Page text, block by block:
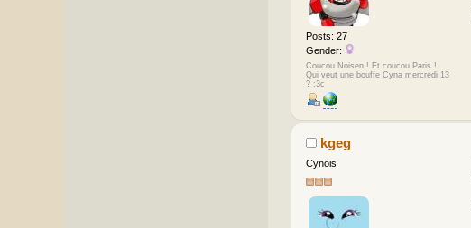
Posts: 27
Gender:
Coucou Noisen ! Et coucou Paris !
Qui veut une bouffe Cyna mercredi 13
? :3c
kgeg
Cynois